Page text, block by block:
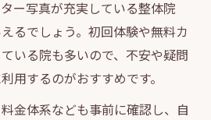
ー写真が充実している整体院
るでしょう。初回体験や無料カ
いる院も多いので、不安や疑問
用するのがおすすめです。
金体系なども事前に確認し、自